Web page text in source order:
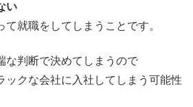
い
て就職をしてしまうことです。
な判断で決めてしまうので
ックな会社に入社してしまう可能性